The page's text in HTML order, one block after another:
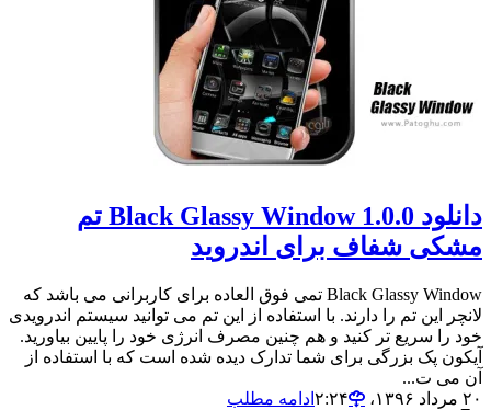
دانلود 0.Black Glassy Window 1.0 تم
مشکی شفاف برای اندروید
Black Glassy Window تمی فوق العاده برای کاربرانی می باشد که
لانچر این تم را دارند. با استفاده از این تم می توانید سیستم اندرویدی
خود را سریع تر کنید و هم چنین مصرف انرژی خود را پایین بیاورید.
آیکون پک بزرگی برای شما تدارک دیده شده است که با استفاده از
آن می ت...
۲۰ مرداد ۱۳۹۶،‏ ۲:۲۴
ادامه مطلب